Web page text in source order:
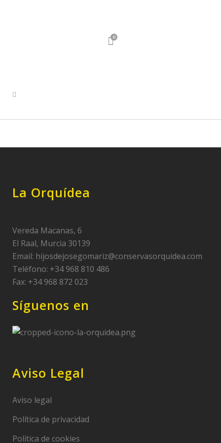
0
La Orquídea
Vereda Macanas, 6
El Raal, Murcia 30139
Email: hijosdejosegomariz@conservasorquidea.com
Teléfono: +34 968 810 486
Fax: +34 968 872 023
Síguenos en
Aviso Legal
Aviso legal
Política de privacidad
Política de cookies